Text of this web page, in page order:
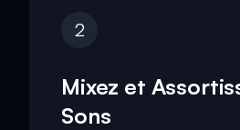
2
Mixez et
Sons